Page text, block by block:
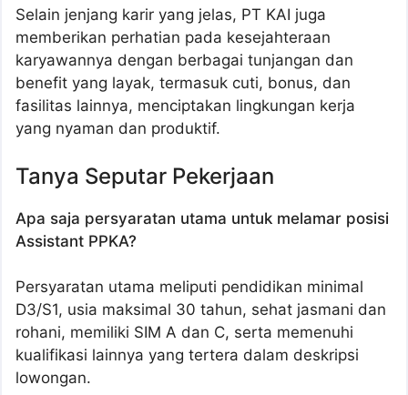
Selain jenjang karir yang jelas, PT KAI juga
memberikan perhatian pada kesejahteraan
karyawannya dengan berbagai tunjangan dan
benefit yang layak, termasuk cuti, bonus, dan
fasilitas lainnya, menciptakan lingkungan kerja
yang nyaman dan produktif.
Tanya Seputar Pekerjaan
Apa saja persyaratan utama untuk melamar posisi
Assistant PPKA?
Persyaratan utama meliputi pendidikan minimal
D3/S1, usia maksimal 30 tahun, sehat jasmani dan
rohani, memiliki SIM A dan C, serta memenuhi
kualifikasi lainnya yang tertera dalam deskripsi
lowongan.